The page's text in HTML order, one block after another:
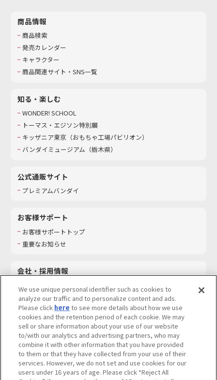
商品情報
商品検索
発売カレンダー
キャラクター
商品関連サイト・SNS一覧
知る・楽しむ
WONDER! SCHOOL
トーマス・エジソン特別展
キッザニア東京（おもちゃ工場パビリオン）​
バンダイミュージアム（栃木県）
公式通販サイト
プレミアムバンダイ
お客様サポート
お客様サポートトップ
重要なお知らせ
会社・採用情報
採用情報
サステナビリティ
お問い合わせ
ウェブサイトご利用条件 ソーシャルメディアポリシー
We use unique personal identifier such as cookies to
analyze our traffic and to personalize content and ads.
Please click here to see more details about how we use
cookies and the retention period of each cookie. We may
sell or share information about your use of our website
to/with our analytics and advertising partners, who may
combine it with other information that you have provided
to them or that they have collected from your use of their
services. However, we do not set and use cookies for our
users under 16 years of age. Please click “Reject All